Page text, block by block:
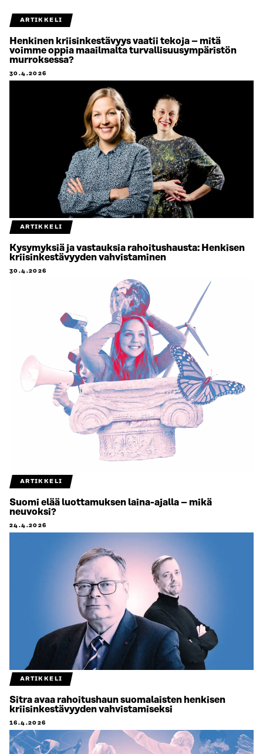
ARTIKKELI
Henkinen kriisinkestävyys vaatii tekoja – mitä
voimme oppia maailmalta turvallisuusympäristön
murroksessa?
30.4.2026
ARTIKKELI
Kysymyksiä ja vastauksia rahoitushausta: Henkisen
kriisinkestävyyden vahvistaminen
30.4.2026
ARTIKKELI
Suomi elää luottamuksen laina-ajalla – mikä
neuvoksi?
24.4.2026
ARTIKKELI
Sitra avaa rahoitushaun suomalaisten henkisen
kriisinkestävyyden vahvistamiseksi
16.4.2026